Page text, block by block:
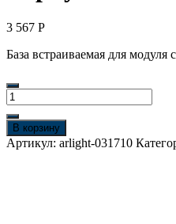
3 567 Р
База встраиваемая для
Количество
товара
Корпус
PLURIO-
BASE-
В корзину
Артикул: arlight-031710